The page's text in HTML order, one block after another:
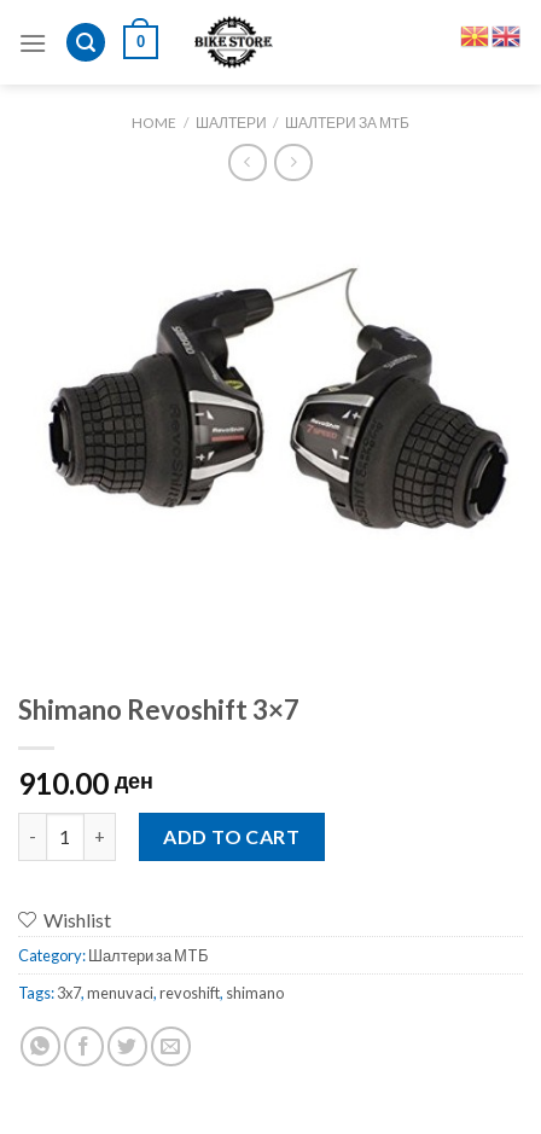
0
HOME / ШАЛТЕРИ / ШАЛТЕРИ ЗА МTБ
Shimano Revoshift 3×7
910.00 ден
ADD TO CART
Wishlist
Category:Шалтери за МTБ
Tags:3x7,menuvaci,revoshift, shimano